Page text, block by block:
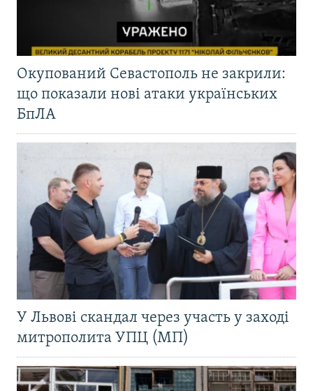
Окупований Севастополь не закрили:
що показали нові атаки українських
БпЛА
У Львові скандал через участь у заході
митрополита УПЦ (МП)